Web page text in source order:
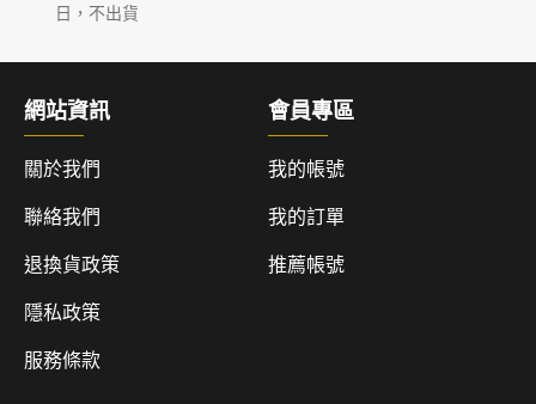
日，不出貨
網站資訊
關於我們
聯絡我們
退換貨政策
隱私政策
服務條款
會員專區
我的帳號
我的訂單
推薦帳號